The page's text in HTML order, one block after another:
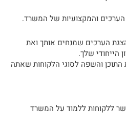
והמקצועיות של המשרד.
הערכים שמנחים אותך ואת
הייחודי שלך.
והשפה לסוגי הלקוחות שאתה
זמין 24/7, ומאפשר ללקוחות ללמוד על המשרד